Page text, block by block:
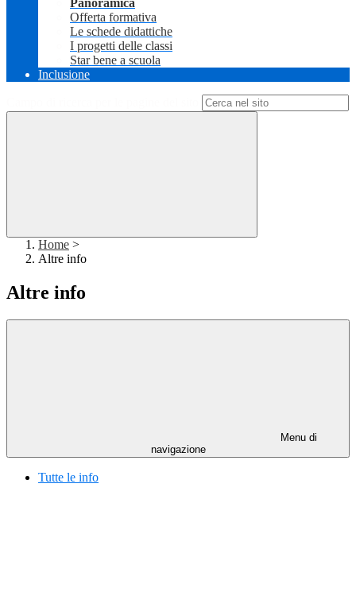
Panoramica
Offerta formativa
Le schede didattiche
I progetti delle classi
Star bene a scuola
Inclusione
Home >
Altre info
Altre info
Menu di
navigazione
Tutte le info